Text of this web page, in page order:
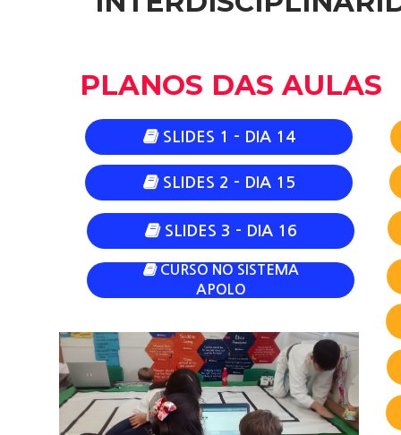
SLIDES 1 - DIA 14
SLIDES 2 - DIA 15
SLIDES 3 - DIA 16
CURSO NO SISTEMA
APOLO
PLANOS DAS AULAS